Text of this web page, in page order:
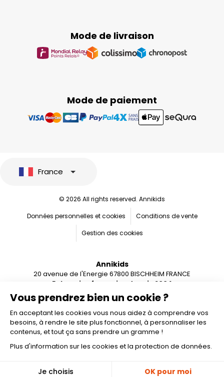
Mode de paiement
Mode de livraison
Vous prendrez bien un cookie ?
En acceptant les cookies vous nous aidez à comprendre vos
besoins, à rendre le site plus fonctionnel, à personnaliser les
contenus, et tout ça sans prendre un gramme !
Plus d'information sur les cookies et la protection de données.
Je choisis OK pour moi
France
© 2026 All rights reserved. Annikids
Données personnelles et cookies
Conditions de vente
Gestion des cookies
Annikids
20 avenue de l'Energie 67800 BISCHHEIM FRANCE
Entreprise française depuis 2004
-10%